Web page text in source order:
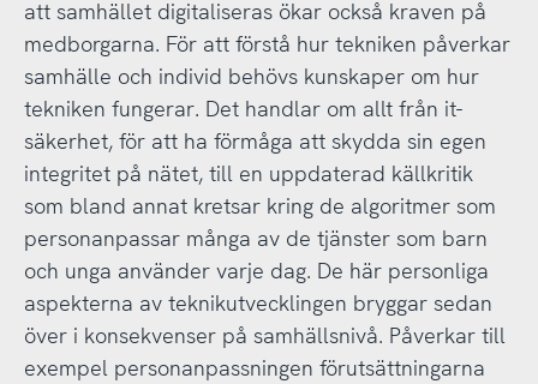
att samhället digitaliseras ökar också kraven på
medborgarna. För att förstå hur tekniken påverkar
samhälle och individ behövs kunskaper om hur
tekniken fungerar. Det handlar om allt från it-
säkerhet, för att ha förmåga att skydda sin egen
integritet på nätet, till en uppdaterad källkritik
som bland annat kretsar kring de algoritmer som
personanpassar många av de tjänster som barn
och unga använder varje dag. De här personliga
aspekterna av teknikutvecklingen bryggar sedan
över i konsekvenser på samhällsnivå. Påverkar till
exempel personanpassningen förutsättningarna